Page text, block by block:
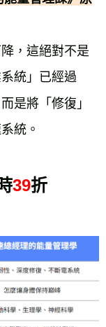
，這絕對不是
統」已經過
是將「修復」
統。
39